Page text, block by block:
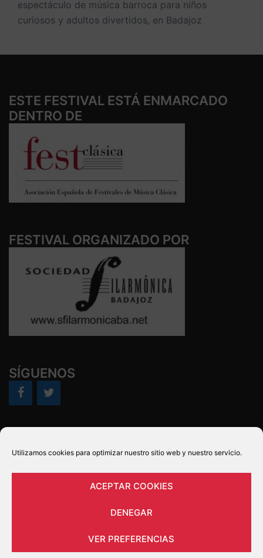
Utilizamos cookies para optimizar nuestro sitio web y nuestro servicio.
ACEPTAR COOKIES
DENEGAR
VER PREFERENCIAS
espectáculo de música barroca para niños
curiosos y adultos divertidos, en Badajoz
ESTE FESTIVAL ESTÁ ENMARCADO
DENTRO DE
FESTIVAL ORGANIZADO POR
SÍGUENOS
Política de cookies (UE)
AVISO LEGAL Y CONDICIONES DE USO